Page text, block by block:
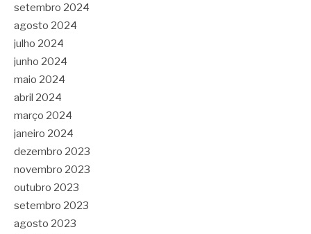
setembro 2024
agosto 2024
julho 2024
junho 2024
maio 2024
abril 2024
março 2024
janeiro 2024
dezembro 2023
novembro 2023
outubro 2023
setembro 2023
agosto 2023